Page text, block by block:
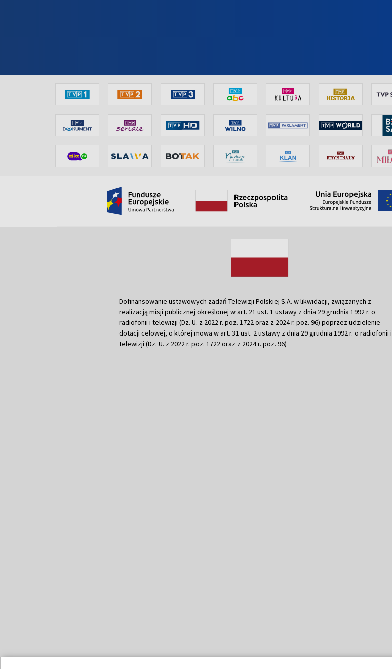
Dofinansowanie ustawowych zadań Telewizji Polskiej S.A. w likwidacji, związanych z
realizacją misji publicznej określonej w art. 21 ust. 1 ustawy z dnia 29 grudnia 1992 r. o
radiofonii i telewizji (Dz. U. z 2022 r. poz. 1722 oraz z 2024 r. poz. 96) poprzez udzielenie
dotacji celowej, o której mowa w art. 31 ust. 2 ustawy z dnia 29 grudnia 1992 r. o radiofonii i
telewizji (Dz. U. z 2022 r. poz. 1722 oraz z 2024 r. poz. 96)